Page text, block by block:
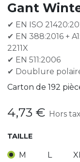
Gant
✔ EN ISO
✔ EN 388:2016 +
2211X
✔ EN 511:2006
✔ Doublure
Carton de 192
4,73 € Hors
TAILLE
M L XL